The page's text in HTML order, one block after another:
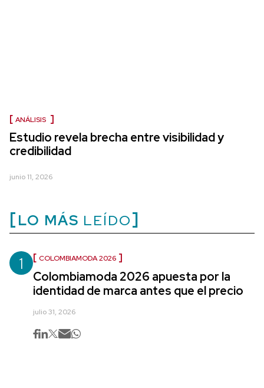
ANÁLISIS
Estudio revela brecha entre visibilidad y
credibilidad
junio 11, 2026
LO MÁS LEÍDO
1 COLOMBIAMODA 2026
Colombiamoda 2026 apuesta por la
identidad de marca antes que el precio
julio 31, 2026